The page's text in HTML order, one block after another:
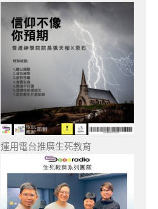
運用電台推廣生死教育